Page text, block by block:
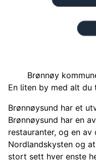
Brønnøy
En liten by med alt du
Brønnøysund har et
Brønnøysund har en
restauranter, og en
Nordlandskysten og
stort sett hver enste